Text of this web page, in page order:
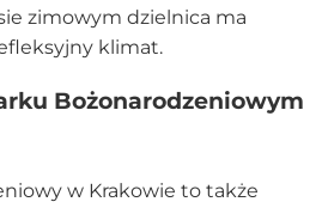
zimowym dzielnica ma
klimat.
Bożonarodzeniowym
w Krakowie to także